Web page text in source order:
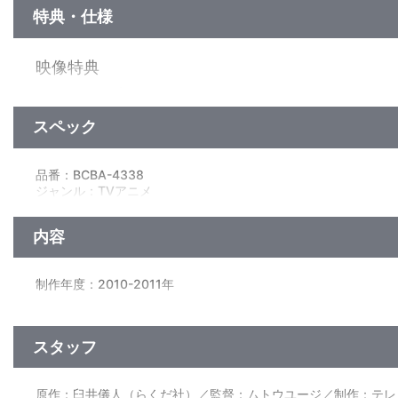
特典・仕様
映像特典
「T.W.L」歌：関ジャニ∞
○ノンテロップＥＤ
スペック
品番：BCBA-4338
ジャンル：TVアニメ
内容
制作年度：2010-2011年
第3話「妄想するゾ」／第4話「スケバンママだゾ」
第5話「読み聞かせだゾ」／第6話「花いっぱい大作戦だゾ」
スタッフ
原作：臼井儀人（らくだ社）／監督：ムトウユージ／制作：テ